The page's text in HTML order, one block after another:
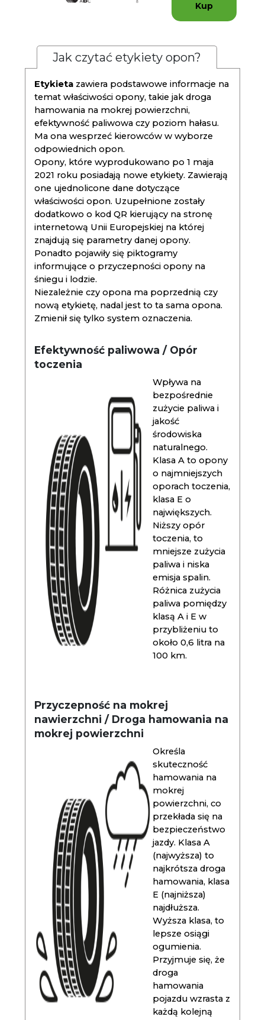
Kup
Jak czytać etykiety opon?
Etykieta zawiera podstawowe informacje na
temat właściwości opony, takie jak droga
hamowania na mokrej powierzchni,
efektywność paliwowa czy poziom hałasu.
Ma ona wesprzeć kierowców w wyborze
odpowiednich opon.
Opony, które wyprodukowano po 1 maja
2021 roku posiadają nowe etykiety. Zawierają
one ujednolicone dane dotyczące
właściwości opon. Uzupełnione zostały
dodatkowo o kod QR kierujący na stronę
internetową Unii Europejskiej na której
znajdują się parametry danej opony.
Ponadto pojawiły się piktogramy
informujące o przyczepności opony na
śniegu i lodzie.
Niezależnie czy opona ma poprzednią czy
nową etykietę, nadal jest to ta sama opona.
Zmienił się tylko system oznaczenia.
Efektywność paliwowa / Opór
toczenia
Wpływa na
bezpośrednie
zużycie paliwa i
jakość
środowiska
naturalnego.
Klasa A to opony
o najmniejszych
oporach toczenia,
klasa E o
największych.
Niższy opór
toczenia, to
mniejsze zużycia
paliwa i niska
emisja spalin.
Różnica zużycia
paliwa pomiędzy
klasą A i E w
przybliżeniu to
około 0,6 litra na
100 km.
Przyczepność na mokrej
nawierzchni / Droga hamowania na
mokrej powierzchni
Określa
skuteczność
hamowania na
mokrej
powierzchni, co
przekłada się na
bezpieczeństwo
jazdy. Klasa A
(najwyższa) to
najkrótsza droga
hamowania, klasa
E (najniższa)
najdłuższa.
Wyższa klasa, to
lepsze osiągi
ogumienia.
Przyjmuje się, że
droga
hamowania
pojazdu wzrasta z
każdą kolejną